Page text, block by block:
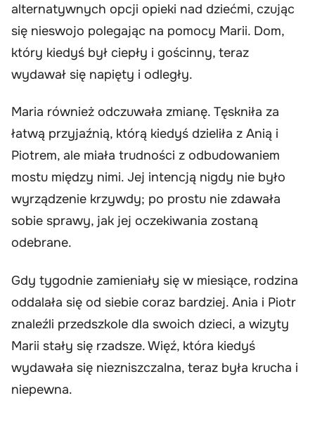
alternatywnych opcji opieki nad dziećmi, czując
się nieswojo polegając na pomocy Marii. Dom,
który kiedyś był ciepły i gościnny, teraz
wydawał się napięty i odległy.
Maria również odczuwała zmianę. Tęskniła za
łatwą przyjaźnią, którą kiedyś dzieliła z Anią i
Piotrem, ale miała trudności z odbudowaniem
mostu między nimi. Jej intencją nigdy nie było
wyrządzenie krzywdy; po prostu nie zdawała
sobie sprawy, jak jej oczekiwania zostaną
odebrane.
Gdy tygodnie zamieniały się w miesiące, rodzina
oddalała się od siebie coraz bardziej. Ania i Piotr
znaleźli przedszkole dla swoich dzieci, a wizyty
Marii stały się rzadsze. Więź, która kiedyś
wydawała się niezniszczalna, teraz była krucha i
niepewna.